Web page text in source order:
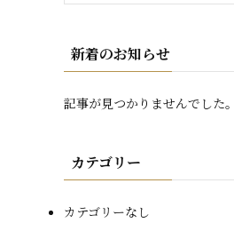
新着のお知らせ
記事が見つかりませんでした。
カテゴリー
カテゴリーなし